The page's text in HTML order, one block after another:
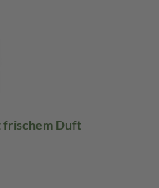
frischem Duft